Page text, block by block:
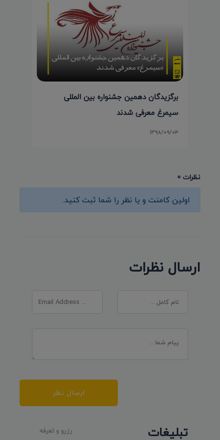
برگزیدگان دهمین جشنواره بین المللی
سیمرغ معرفی شدند
۱۳۹۸/۰۹/۰۴
نظرات 0
اولین کامنت و یا نظر را شما ثبت کنید.
ارسال نظرات
ارسال نظر
تبلیغات رزرو و تعرفه